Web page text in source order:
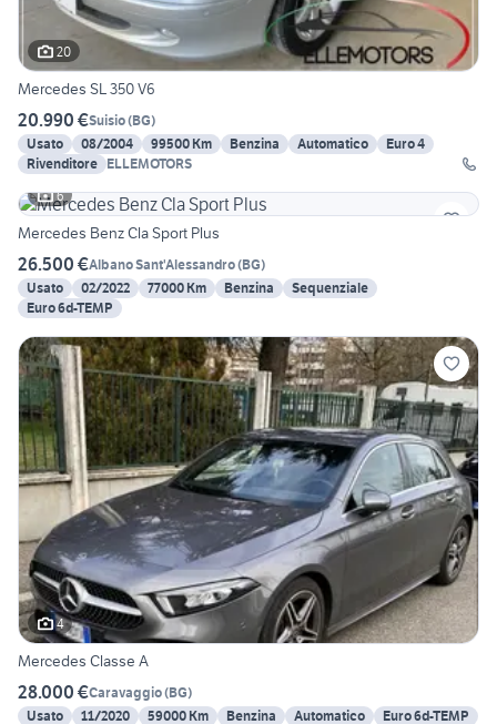
20
Mercedes SL 350 V6
20.990 €Suisio(BG)
Usato
08/2004 99500 Km Benzina Automatico
Euro 4
Rivenditore ELLEMOTORS
6
Mercedes Benz Cla Sport Plus
26.500 €Albano Sant'Alessandro(BG)
Usato
02/2022 77000 Km Benzina
Sequenziale
Euro 6d-TEMP
4
Mercedes Classe A
28.000 €Caravaggio(BG)
Usato
11/2020 59000 Km Benzina Automatico Euro 6d-TEMP